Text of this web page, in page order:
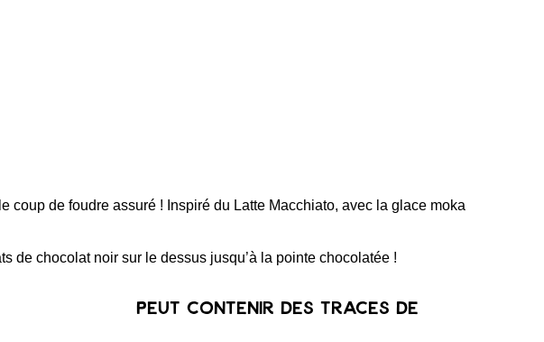
coup de foudre assuré ! Inspiré du Latte Macchiato, avec la glace moka
de chocolat noir sur le dessus jusqu’à la pointe chocolatée !
Peut contenir des traces de